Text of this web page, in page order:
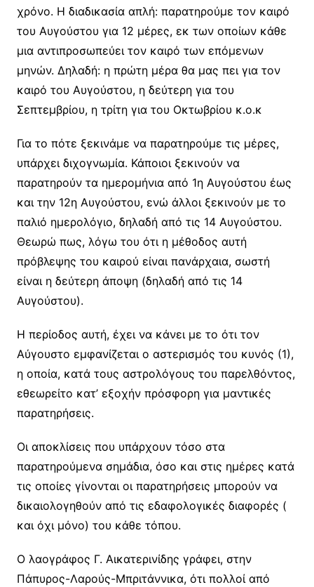
χρόνο. Η διαδικασία απλή: παρατηρούμε τον καιρό
του Αυγούστου για 12 μέρες, εκ των οποίων κάθε
μια αντιπροσωπεύει τον καιρό των επόμενων
μηνών. Δηλαδή: η πρώτη μέρα θα μας πει για τον
καιρό του Αυγούστου, η δεύτερη για του
Σεπτεμβρίου, η τρίτη για του Οκτωβρίου κ.ο.κ
Για το πότε ξεκινάμε να παρατηρούμε τις μέρες,
υπάρχει διχογνωμία. Κάποιοι ξεκινούν να
παρατηρούν τα ημερομήνια από 1η Αυγούστου έως
και την 12η Αυγούστου, ενώ άλλοι ξεκινούν με το
παλιό ημερολόγιο, δηλαδή από τις 14 Αυγούστου.
Θεωρώ πως, λόγω του ότι η μέθοδος αυτή
πρόβλεψης του καιρού είναι πανάρχαια, σωστή
είναι η δεύτερη άποψη (δηλαδή από τις 14
Αυγούστου).
Η περίοδος αυτή, έχει να κάνει με το ότι τον
Αύγουστο εμφανίζεται ο αστερισμός του κυνός (1),
η οποία, κατά τους αστρολόγους του παρελθόντος,
εθεωρείτο κατ’ εξοχήν πρόσφορη για μαντικές
παρατηρήσεις.
Οι αποκλίσεις που υπάρχουν τόσο στα
παρατηρούμενα σημάδια, όσο και στις ημέρες κατά
τις οποίες γίνονται οι παρατηρήσεις μπορούν να
δικαιολογηθούν από τις εδαφολογικές διαφορές (
και όχι μόνο) του κάθε τόπου.
Ο λαογράφος Γ. Αικατερινίδης γράφει, στην
Πάπυρος-Λαρούς-Μπριτάννικα, ότι πολλοί από